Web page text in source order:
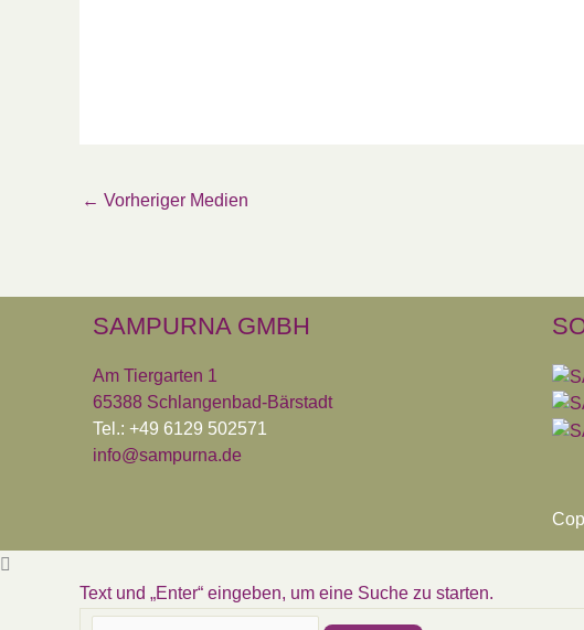
← Vorheriger Medien
SAMPURNA GMBH
Am Tiergarten 1
65388 Schlangenbad-Bärstadt
Tel.: +49 6129 502571
info@sampurna.de
Text und „Enter“ eingeben, um eine Suche zu starten.